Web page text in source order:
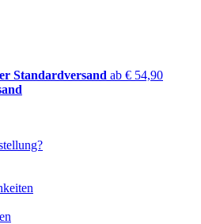
Standardversand ab € 54,90